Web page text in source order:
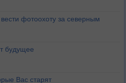
фотоохоту за северным
будущее
Вас старят